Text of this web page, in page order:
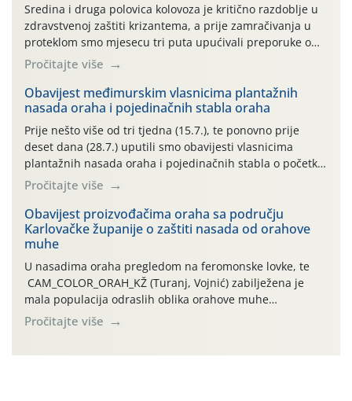
Sredina i druga polovica kolovoza je kritično razdoblje u
zdravstvenoj zaštiti krizantema, a prije zamračivanja u
proteklom smo mjesecu tri puta upućivali preporuke o
preventivnim mjerama zaštite krizantema od najčešćih
uzročnika bolesti, štetnika i fito-fagnih grinja (23.7., 14.7.,
06.7.)! Na početku ovog mjeseca je zabilježeno je
povijesno i ekstremno vruće meteorološko razdoblje, uz
najviše temperature […]
Pročitajte više
Obavijest međimurskim vlasnicima plantažnih
nasada oraha i pojedinačnih stabla oraha
Prije nešto više od tri tjedna (15.7.), te ponovno prije
deset dana (28.7.) uputili smo obavijesti vlasnicima
plantažnih nasada oraha i pojedinačnih stabla o početku
leta i ovogodišnjoj potrebi usmjerenog suzbijanja
orahove muhe (Rhagoletis completa)! Već dvanaest dana
traje drugi ovogodišnji “toplinski udar”, koji naročito
izražen zadnja šest dana (31.7.-05.8.), jer najviše
temperature zraka svakodnevno […]
Pročitajte više
Obavijest proizvođačima oraha sa području
Karlovačke županije o zaštiti nasada od orahove
muhe
U nasadima oraha pregledom na feromonske lovke, te
CAM_COLOR_ORAH_KŽ (Turanj, Vojnić) zabilježena je
mala populacija odraslih oblika orahove muhe
(Rhagoletis completa). Niska brojnost može se objasniti
činjenicom da je riječ o mladim nasadima s vrlo malim
Pročitajte više